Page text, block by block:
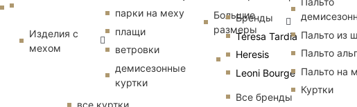
Бренды
Teresa Tardia
Heresis
Leoni Bourge
Все бренды
Изделия с
мехом
парки на меху
плащи
ветровки
демисезонные
куртки
Большие
размеры
Пальто из
Пальто
Пальто на
Куртки